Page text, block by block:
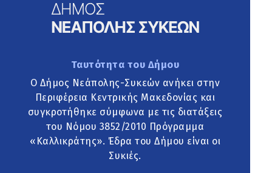
Ταυτότητα του Δήμου
Ο Δήμος Νεάπολης-Συκεών ανήκει στην
Περιφέρεια Κεντρικής Μακεδονίας και
συγκροτήθηκε σύμφωνα με τις διατάξεις
του Νόμου 3852/2010 Πρόγραμμα
«Καλλικράτης». Έδρα του Δήμου είναι οι
Συκιές.